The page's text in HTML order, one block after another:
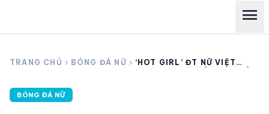
menu
search
CÁC GIẢI NGOẠI HẠNG
TRANG CHỦ chevron_right BÓNG ĐÁ NỮchevron_right ‘HOT GIRL’ ĐT NỮ VIỆT
BÓNG ĐÁ NỮ